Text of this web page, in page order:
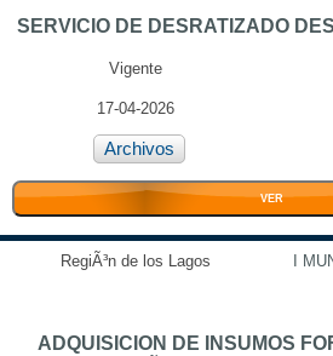
SERVICIO DE DESRATIZADO
Vigente
17-04-2026
Archivos
VER
RegiÃ³n de los Lagos
I
ADQUISICION DE INSUMOS